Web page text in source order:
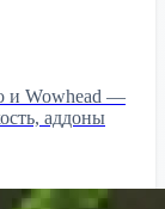
и Wowhead —
аддоны